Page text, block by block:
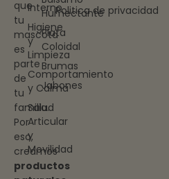
que
tu
mascota
es
parte
de
tu
familia.
Por
eso,
creamos
productos
Interno
Higiene
y
Limpieza
Comportamiento
y Calma
Salud
Articular
y
Movilidad
Humectante
Plata
Coloidal
Brumas
Jabones
Politica de privacidad